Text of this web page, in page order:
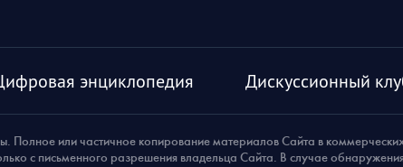
энциклопедия Дискуссионный
Полное или частичное копирование материалов Сайта в
с письменного разрешения владельца Сайта. В случае